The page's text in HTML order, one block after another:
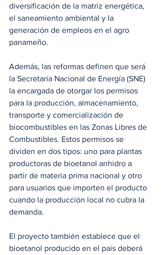
diversificación de la matriz energética,
el saneamiento ambiental y la
generación de empleos en el agro
panameño.
Además, las reformas definen que será
la Secretaría Nacional de Energía (SNE)
la encargada de otorgar los permisos
para la producción, almacenamiento,
transporte y comercialización de
biocombustibles en las Zonas Libres de
Combustibles. Estos permisos se
dividen en dos tipos: uno para plantas
productoras de bioetanol anhidro a
partir de materia prima nacional y otro
para usuarios que importen el producto
cuando la producción local no cubra la
demanda.
El proyecto también establece que el
bioetanol producido en el país deberá